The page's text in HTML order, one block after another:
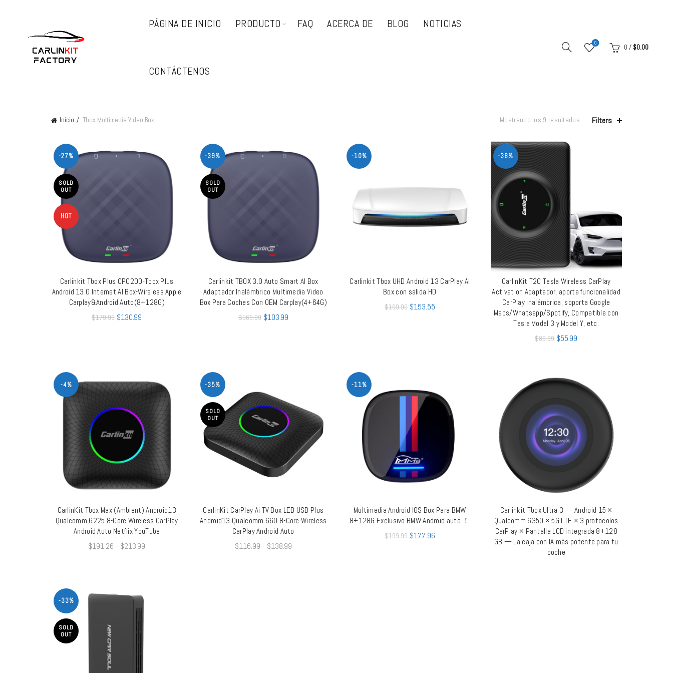
PÁGINA DE INICIO PRODUCTO FAQ ACERCA DE BLOG NOTICIAS
CONTÁCTENOS
0
0 / $0.00
Inicio Tbox Multimedia Video Box Mostrando los 9 resultados Filters
-27%
SOLD
OUT
HOT
LEER MÁS
Carlinkit Tbox Plus CPC200-Tbox Plus
Android 13.0 Internet AI Box-Wireless Apple
Carplay&Android Auto(8+128G)
$179.99 $130.99
-39%
SOLD
OUT
LEER MÁS
Carlinkit TBOX 3.0 Auto Smart AI Box
Adaptador Inalámbrico Multimedia Video
Box Para Coches Con OEM Carplay(4+64G)
$169.99 $103.99
-10%
AÑADIR AL CARRITO
Carlinkit Tbox UHD Android 13 CarPlay AI
Box con salida HD
$169.99 $153.55
-38%
AÑADIR AL CARRITO
CarlinKit T2C Tesla Wireless CarPlay
Activation Adaptador, aporta funcionalidad
CarPlay inalámbrica, soporta Google
Maps/Whatsapp/Spotify, Compatible con
Tesla Model 3 y Model Y, etc.
$89.99 $55.99
-4%
QUICK SHOP
CarlinKit Tbox Max (Ambient) Android13
Qualcomm 6225 8-Core Wireless CarPlay
Android Auto Netflix YouTube
$191.26 - $213.99
-35%
SOLD
OUT
QUICK SHOP
CarlinKit CarPlay Ai TV Box LED USB Plus
Android13 Qualcomm 660 8-Core Wireless
CarPlay Android Auto
$116.99 - $138.99
-11%
AÑADIR AL CARRITO
Multimedia Android IOS Box Para BMW
8+128G Exclusivo BMW Android auto ！
$199.99 $177.96
LEER MÁS
Carlinkit Tbox Ultra 3 — Android 15 ×
Qualcomm 6350 × 5G LTE × 3 protocolos
CarPlay × Pantalla LCD integrada 8+128
GB — La caja con IA más potente para tu
coche
-33%
SOLD
OUT